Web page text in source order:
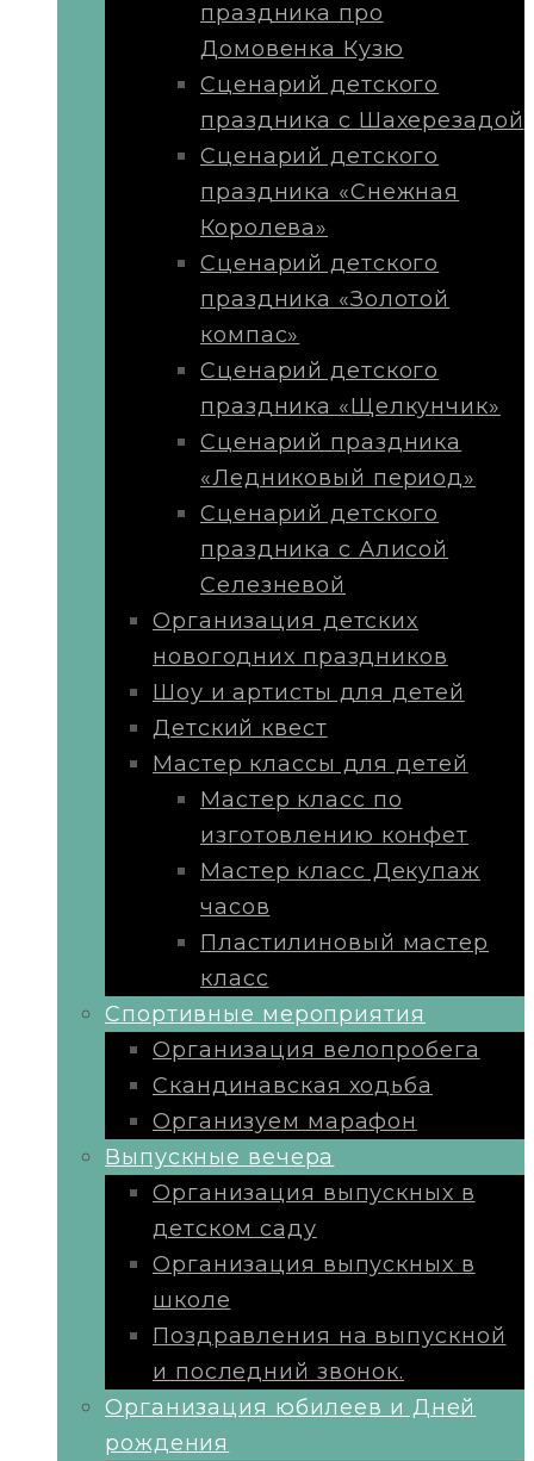
праздника про
Домовенка Кузю
Сценарий детского
праздника с Шахерезадой
Сценарий детского
праздника «Снежная
Королева»
Сценарий детского
праздника «Золотой
компас»
Сценарий детского
праздника «Щелкунчик»
Сценарий праздника
«Ледниковый период»
Сценарий детского
праздника с Алисой
Селезневой
Организация детских
новогодних праздников
Шоу и артисты для детей
Детский квест
Мастер классы для детей
Мастер класс по
изготовлению конфет
Мастер класс Декупаж
часов
Пластилиновый мастер
класс
Cпортивные мероприятия
Организация велопробега
Скандинавская ходьба
Организуем марафон
Выпускные вечера
Организация выпускных в
детском саду
Организация выпускных в
школе
Поздравления на выпускной
и последний звонок.
Организация юбилеев и Дней
рождения